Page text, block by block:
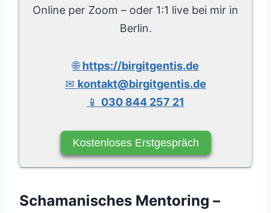
Online per Zoom – oder 1:1 live bei mir in
Berlin.
🌐https://birgitgentis.de
✉ kontakt@birgitgentis.de
📱 030 844 257 21
Kostenloses Erstgespräch
Schamanisches Mentoring –